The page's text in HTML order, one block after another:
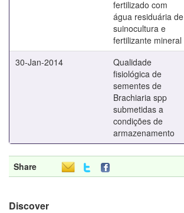
fertilizado com
água residuária de
suinocultura e
fertilizante mineral
30-Jan-2014
Qualidade
fisiológica de
sementes de
Brachiaria spp
submetidas a
condições de
armazenamento
Share
Discover